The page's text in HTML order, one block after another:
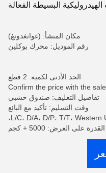
البسيطة الفعالة
مكان المنشأ: (غوانغدونغ)
رقم الموديل: محرك بوكلين
الحد الأدنى لكمية: 2 قطع
تفاصيل التغليف: صندوق خشبي
وقت التسليم: تأكيد مع البائع
القدرة على العرض: 5000 + كجم